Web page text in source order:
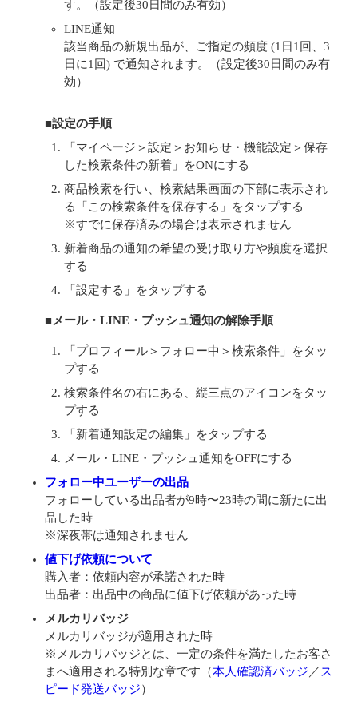
す。（設定後30日間のみ有効）
LINE通知
該当商品の新規出品が、ご指定の頻度 (1日1回、3
日に1回) で通知されます。（設定後30日間のみ有
効）
■設定の手順
「マイページ＞設定＞お知らせ・機能設定＞保存
した検索条件の新着」をONにする
商品検索を行い、検索結果画面の下部に表示され
る「この検索条件を保存する」をタップする
※すでに保存済みの場合は表示されません
新着商品の通知の希望の受け取り方や頻度を選択
する
「設定する」をタップする
■メール・LINE・プッシュ通知の解除手順
「プロフィール＞フォロー中＞検索条件」をタッ
プする
検索条件名の右にある、縦三点のアイコンをタッ
プする
「新着通知設定の編集」をタップする
メール・LINE・プッシュ通知をOFFにする
フォロー中ユーザーの出品
フォローしている出品者が9時〜23時の間に新たに出
品した時
※深夜帯は通知されません
値下げ依頼について
購入者：依頼内容が承諾された時
出品者：出品中の商品に値下げ依頼があった時
メルカリバッジ
メルカリバッジが適用された時
※メルカリバッジとは、一定の条件を満たしたお客さ
まへ適用される特別な章です（本人確認済バッジ ／ ス
ピード発送バッジ）